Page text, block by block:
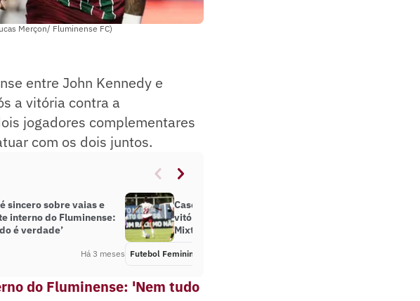
Merçon/ Fluminense FC)
entre John Kennedy e
a vitória contra a
jogadores complementares
com os dois juntos.
sincero sobre vaias e
interno do Fluminense:
é verdade’
Há 3 meses
Caso de racismo é registrado em
vitória do Fluminense sobre o
Mixto no Brasileirão Feminino
Futebol Feminino
do Fluminense: 'Nem tudo